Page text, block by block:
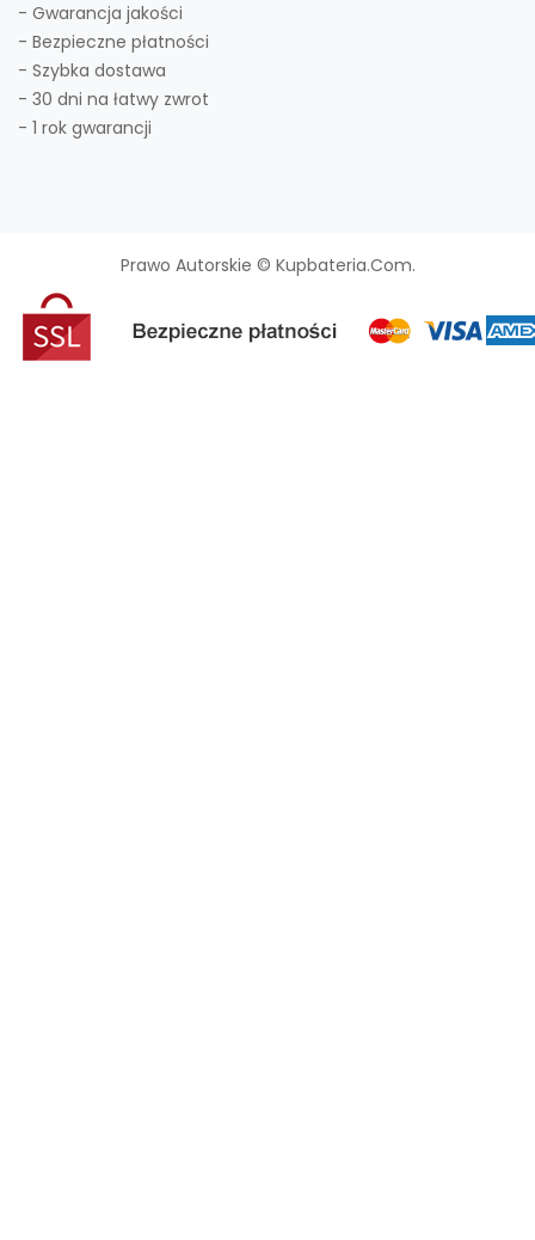
- Gwarancja jakości
- Bezpieczne płatności
- Szybka dostawa
- 30 dni na łatwy zwrot
- 1 rok gwarancji
Prawo Autorskie © Kupbateria.com.